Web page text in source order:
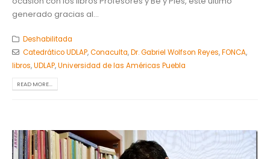
generado gracias al...
Deshabilitada
Catedrático UDLAP,Conaculta,Dr. Gabriel Wolfson Reyes,FONCA,
libros,UDLAP,Universidad de las Américas Puebla
READ MORE...